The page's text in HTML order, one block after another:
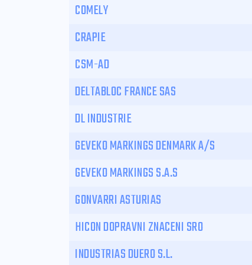
COMELY
CRAPIE
CSM-AD
DELTABLOC FRANCE SAS
DL INDUSTRIE
GEVEKO MARKINGS DENMARK A/S
GEVEKO MARKINGS S.A.S
GONVARRI ASTURIAS
HICON DOPRAVNI ZNACENI SRO
INDUSTRIAS DUERO S.L.